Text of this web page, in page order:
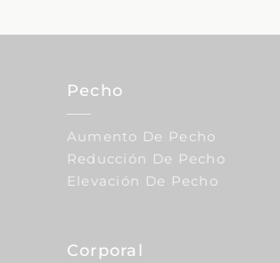
Pecho
Aumento De Pecho
Reducción De Pecho
Elevación De Pecho
Corporal